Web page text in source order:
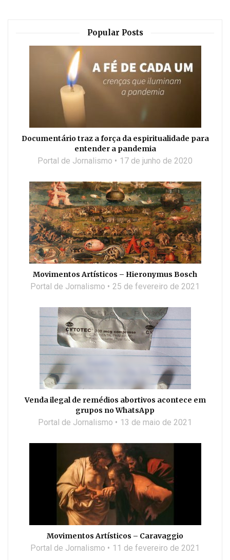
Popular Posts
Documentário traz a força da espiritualidade para
entender a pandemia
Portal de Jornalismo 17 de junho de 2020
Movimentos Artísticos – Hieronymus Bosch
Portal de Jornalismo 25 de fevereiro de 2021
Venda ilegal de remédios abortivos acontece em
grupos no WhatsApp
Portal de Jornalismo 13 de maio de 2021
Movimentos Artísticos – Caravaggio
Portal de Jornalismo 11 de fevereiro de 2021